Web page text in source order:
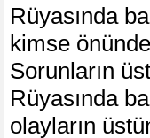
Rüyasında
kimse
Sorunların
Rüyasında
olayların